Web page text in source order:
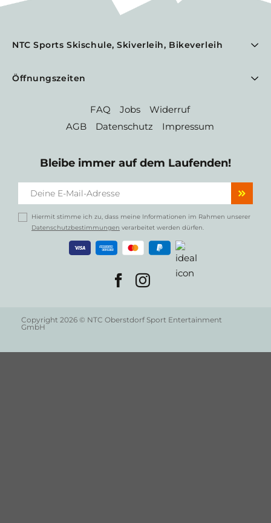
NTC Sports Skischule, Skiverleih, Bikeverleih
Öffnungszeiten
FAQ Jobs
Widerruf
AGB
Datenschutz Impressum
Bleibe immer auf dem Laufenden!
Hiermit stimme ich zu, dass meine Informationen im Rahmen unserer
Datenschutzbestimmungen verarbeitet werden dürfen.
Copyright 2026 © NTC Oberstdorf Sport Entertainment
GmbH